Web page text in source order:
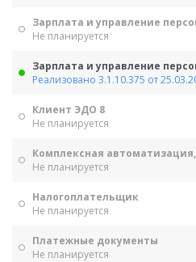
Зарплата и управление
Не планируется
Зарплата и управление
Реализовано 3.1.10.375 от
Клиент ЭДО 8
Не планируется
Комплексная
Не планируется
Налогоплательщик
Не планируется
Платежные документы
Не планируется